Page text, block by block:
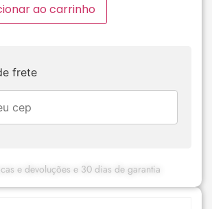
ao carrinho
frete
e devoluções e 30 dias de garantia